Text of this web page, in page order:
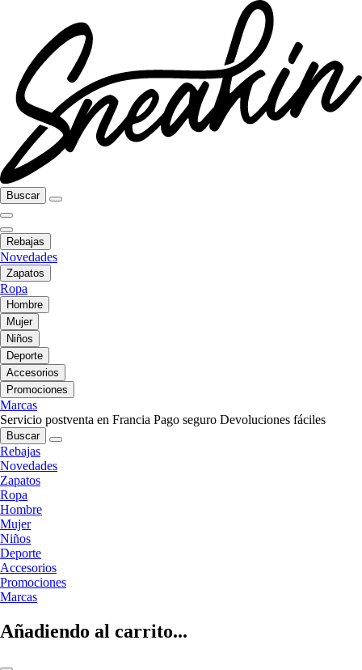
Buscar
Rebajas
Novedades
Zapatos
Ropa
Hombre
Mujer
Niños
Deporte
Accesorios
Promociones
Marcas
Servicio postventa en Francia Pago seguro Devoluciones fáciles
Buscar
Rebajas
Novedades
Zapatos
Ropa
Hombre
Mujer
Niños
Deporte
Accesorios
Promociones
Marcas
Añadiendo al carrito...